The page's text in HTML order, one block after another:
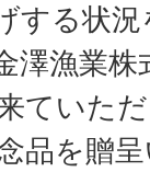
する状
澤漁業株
ていた
品を贈